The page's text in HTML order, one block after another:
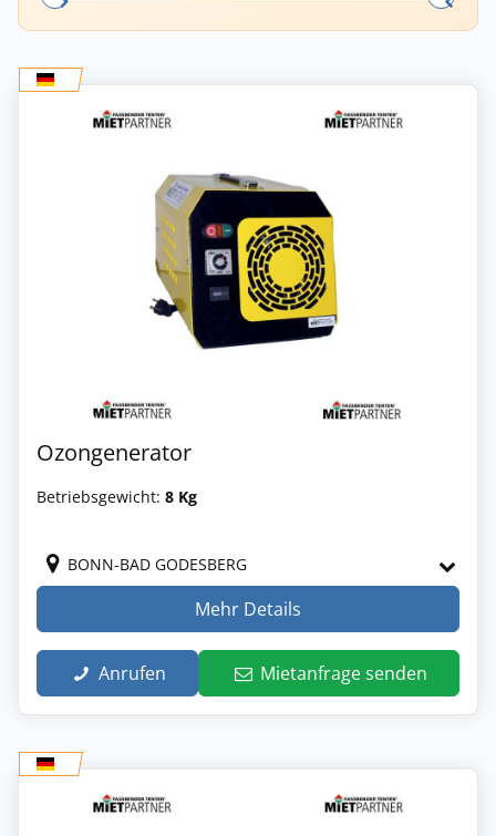
Ozongenerator
Betriebsgewicht: 8 Kg
BONN-BAD GODESBERG
Mehr Details
Anrufen Mietanfrage senden